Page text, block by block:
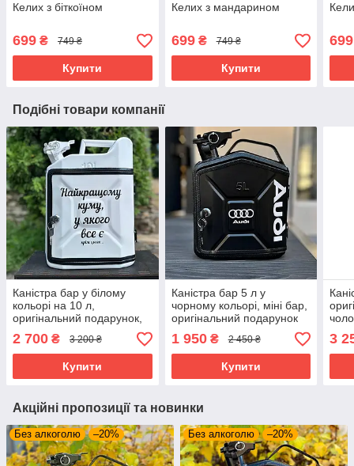
Келих з біткоїном
699 ₴ 749 ₴
Купити
Келих з мандарином
699₴ 749 ₴
Купити
699
Подібні товари компанії
Каністра бар у білому
кольорі на 10 л,
оригінальний подарунок,
2 700 ₴ 3 200 ₴
Купити
Каністра бар 5 л у
чорному кольорі, міні бар,
оригінальний подарунок
1 950₴ 2 450 ₴
Купити
3
Акційні пропозиції та новинки
Без алкоголю –20% Без алкоголю –20%